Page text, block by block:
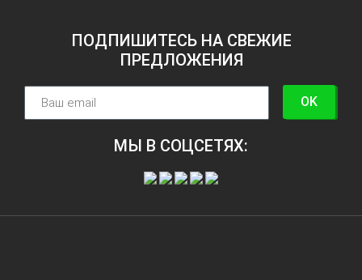
ПОДПИШИТЕСЬ НА СВЕЖИЕ
ПРЕДЛОЖЕНИЯ
OK
МЫ В СОЦСЕТЯХ: